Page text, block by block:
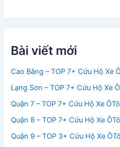
Bài viết mới
Cao Bằng – TOP 7+ Cứu Hộ Xe
Lạng Sơn – TOP 7+ Cứu Hộ Xe
Quận 7 – TOP 7+ Cứu Hộ Xe
Quận 8 – TOP 7+ Cứu Hộ Xe
Quận 9 – TOP 3+ Cứu Hộ Xe